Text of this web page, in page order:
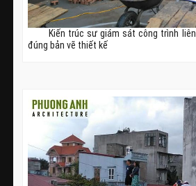
Kiến trúc sư giám sát công trình
đúng bản vẽ thiết kế